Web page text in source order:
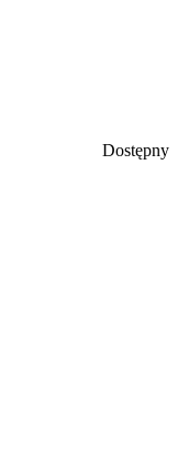
Dostępny